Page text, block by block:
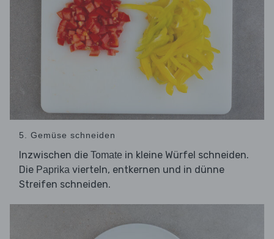
5. Gemüse schneiden
Inzwischen die Tomate in kleine Würfel schneiden.
Die Paprika vierteln, entkernen und in dünne
Streifen schneiden.